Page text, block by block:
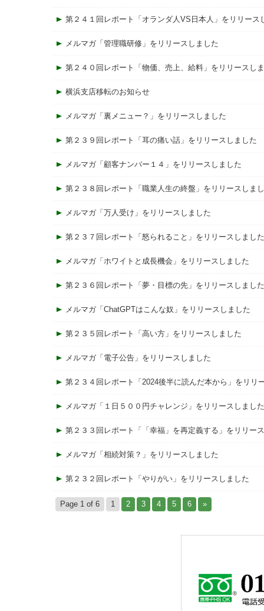
第２４１回レポート「オランダ人VS日本人」をリリース
メルマガ「管理職研修」をリリースしました
第２４０回レポート「物価、売上、給料」をリリースし
横浜支店移転のお知らせ
メルマガ「裏メニュー？」をリリースしました
第２３９回レポート「耳の痛い話」をリリースしました
メルマガ「顧客ナンバー１４」をリリースしました
第２３８回レポート「職業人生の終盤」をリリースしま
メルマガ「万人受け」をリリースしました
第２３７回レポート「怒られること」をリリースしました
メルマガ「ホワイトと成長機会」をリリースしました
第２３６回レポート「夢・目標の先」をリリースしました
メルマガ「ChatGPTはこんな奴」をリリースしました
第２３５回レポート「高い方」をリリースしました
メルマガ「電子公告」をリリースしました
第２３４回レポート「2024後半に読んだ本から」をリリ
メルマガ「１日５００円チャレンジ」をリリースしました
第２３３回レポート「「幸福」を再定義する」をリリー
メルマガ「相続対策？」をリリースしました
第２３２回レポート「やりがい」をリリースしました
Page 1 of 6 1 2 3 4 5 6 »